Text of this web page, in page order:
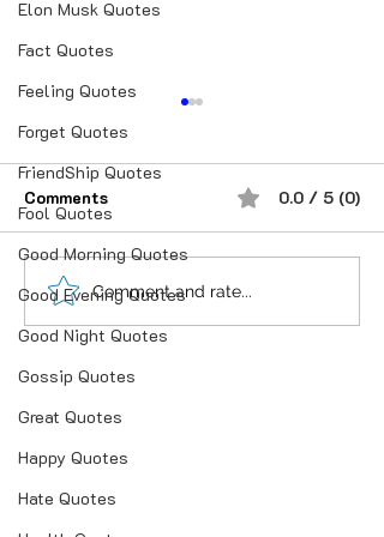
Elon Musk Quotes
Fact Quotes
Feeling Quotes
Forget Quotes
FriendShip Quotes
Fool Quotes
Good Morning Quotes
Good Evening Quotes
Good Night Quotes
Gossip Quotes
Great Quotes
Happy Quotes
Hate Quotes
“भूख जिस्म की नहीं, सम्मान की
होती है”
Comments 0.0 / 5 (0)
Comment and rate...